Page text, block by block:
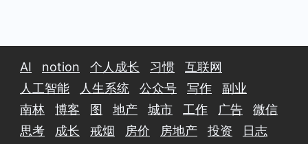
AI notion 个人成长 习惯
互联网
人工智能
人生系统 公众号 写作
副业
南林
博客 图 地产 城市 工作 广告
微信
思考
成长 戒烟 房价 房地产 投资
日志